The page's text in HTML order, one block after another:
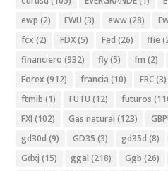
ewp (2) EWU (3) eww(28)
fcx (2) FDX(5) Fed (26) ffie
financiero (932) fly(5) fm (2)
Forex (912) francia (10) FRC(3)
ftmib (1) FUTU (12) futuros
FXI (102) Gas natural (123)
gd30d (9) GD35 (3) gd35d (8)
Gdxj (15) ggal (218) Ggb (26)